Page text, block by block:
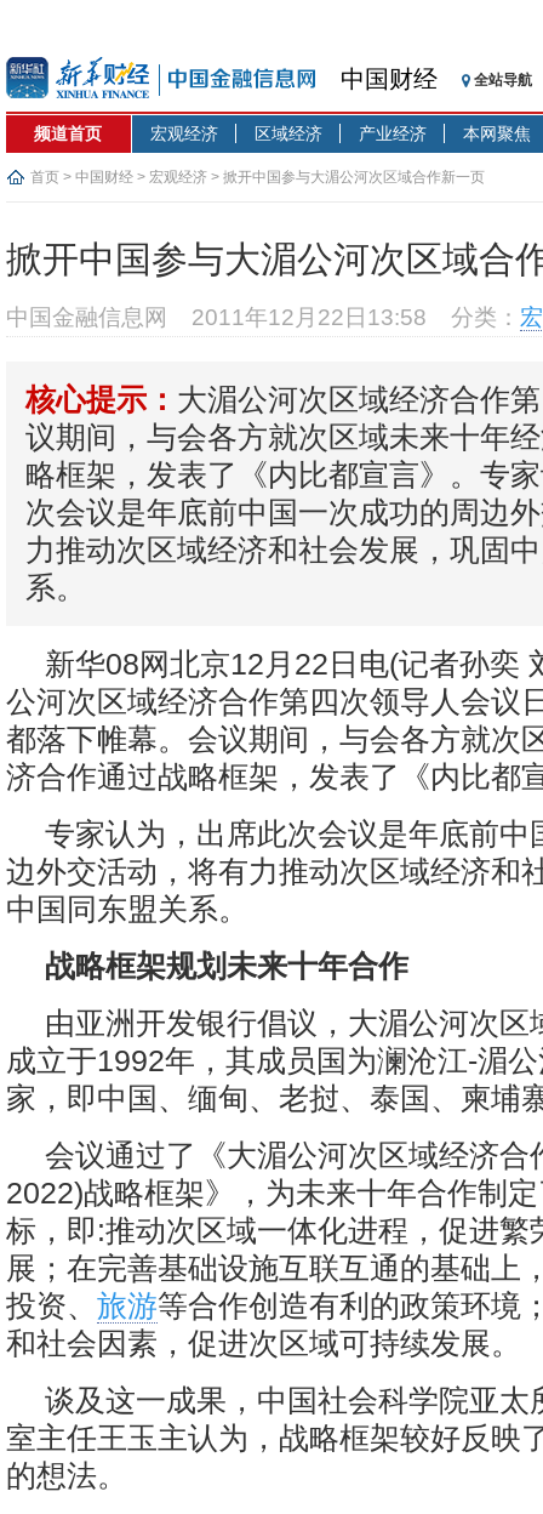
中国财经 全站导航
频道首页 宏观经济 区域经济 产业经济 本网聚焦
首页 > 中国财经 > 宏观经济 > 掀开中国参与大湄公河次区域合作新一页
掀开中国参与大湄公河次区域合
中国金融信息网 2011年12月22日13:58 分类：
核心提示： 大湄公河次区域经济合作
议期间，与会各方就次区域未来十年
略框架，发表了《内比都宣言》。专
次会议是年底前中国一次成功的周边
力推动次区域经济和社会发展，巩固
系。
新华08网北京12月22日电(记者孙奕
公河次区域经济合作第四次领导人会议
都落下帷幕。会议期间，与会各方就次
济合作通过战略框架，发表了《内比都
专家认为，出席此次会议是年底前中
边外交活动，将有力推动次区域经济和
中国同东盟关系。
战略框架规划未来十年合作
由亚洲开发银行倡议，大湄公河次区
成立于1992年，其成员国为澜沧江-湄
家，即中国、缅甸、老挝、泰国、柬埔
会议通过了《大湄公河次区域经济合
2022)战略框架》，为未来十年合作制
标，即:推动次区域一体化进程，促进繁
展；在完善基础设施互联互通的基础上
投资、 旅游等合作创造有利的政策环境
和社会因素，促进次区域可持续发展。
谈及这一成果，中国社会科学院亚太
室主任王玉主认为，战略框架较好反映
的想法。